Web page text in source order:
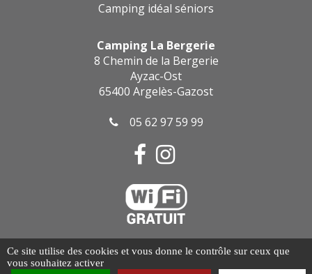
Camping idéal séniors
Camping La Bergerie
8 Chemin de la Bergerie
Ayzac-Ost
65400 Argelès-Gazost
05 62 97 59 99
Mentions légales
Politique de confidentialité
Ce site utilise des cookies et vous donne le contrôle sur ceux que
vous souhaitez activer